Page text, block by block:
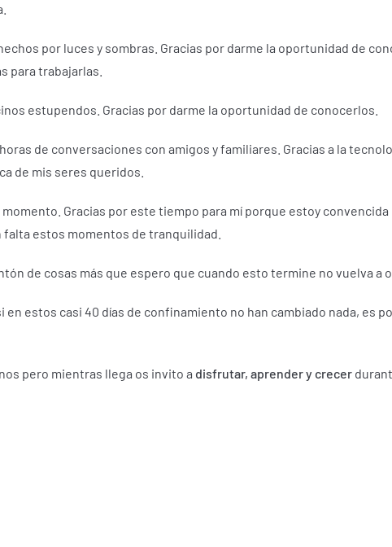
por luces y sombras. Gracias por darme la oportunidad de
para trabajarlas.
estupendos. Gracias por darme la oportunidad de conocerlos.
de conversaciones con amigos y familiares. Gracias a la
de mis seres queridos.
Gracias por este tiempo para mí porque estoy convencida
estos momentos de tranquilidad.
de cosas más que espero que cuando esto termine no vuelva a
en estos casi 40 días de confinamiento no han cambiado nada, es
pero mientras llega os invito a disfrutar, aprender y crecer